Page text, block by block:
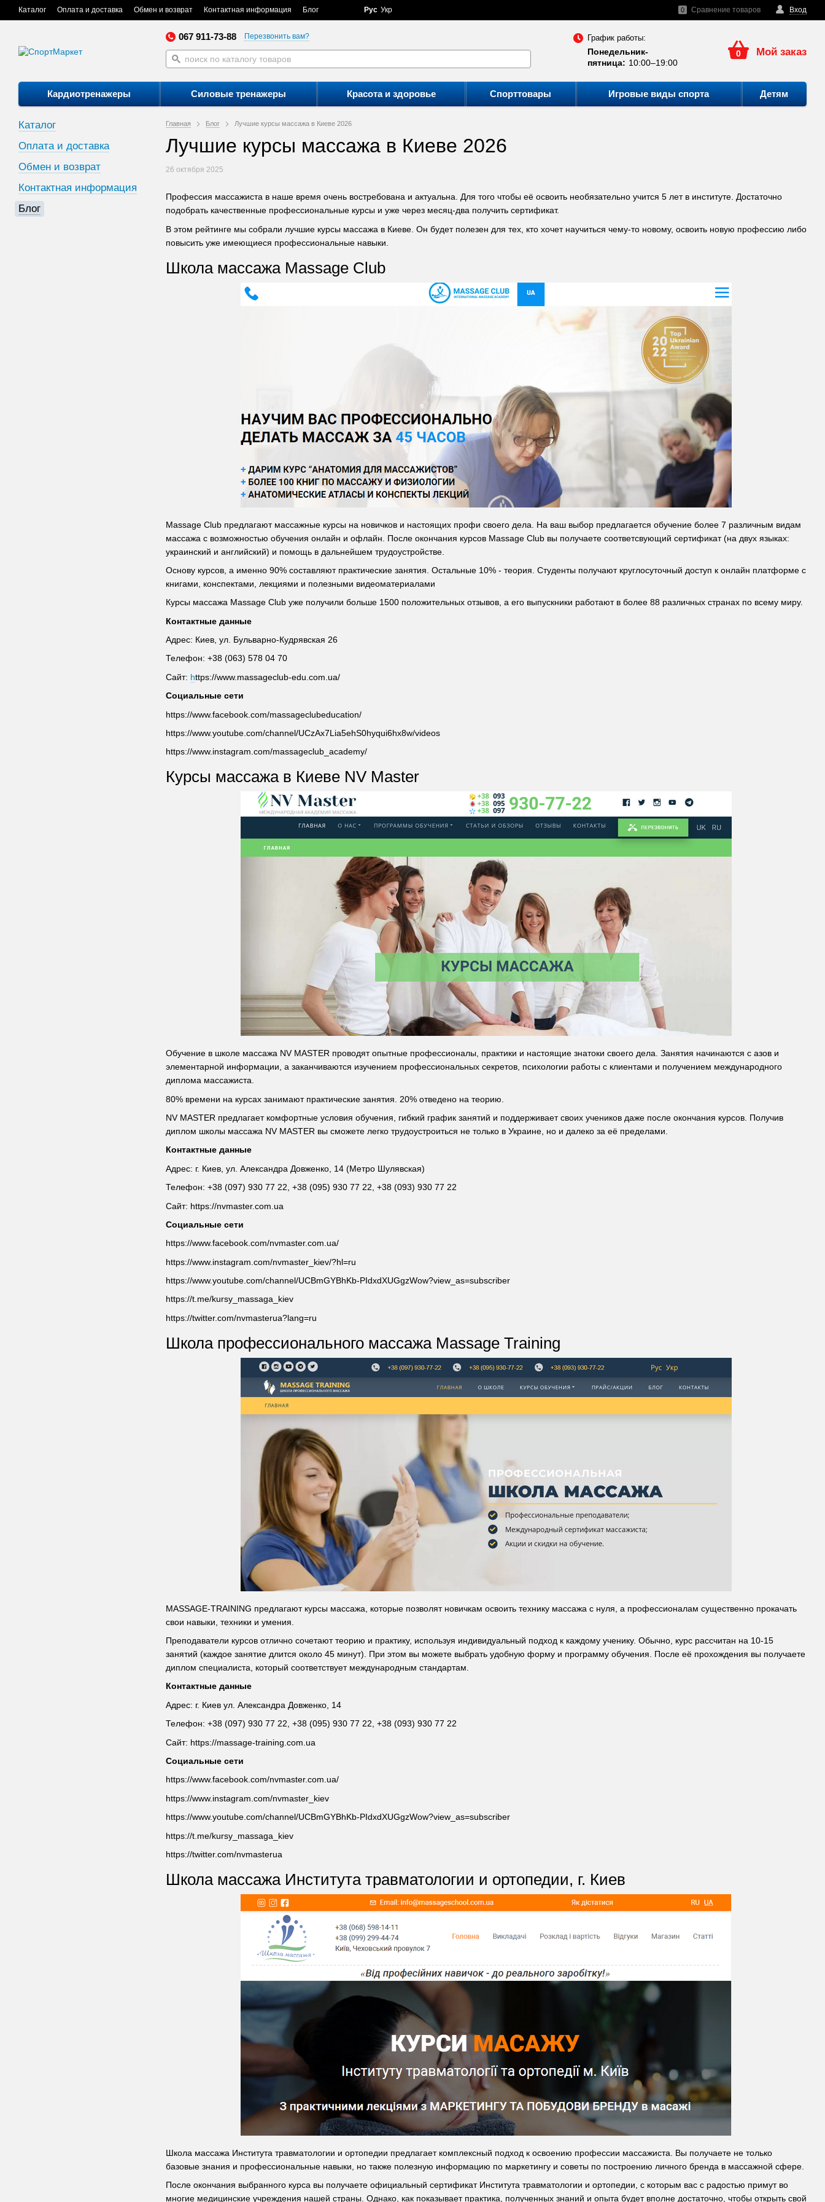
Каталог Оплата и доставка Обмен и возврат Контактная информация Блог Вход
0 Сравнение товаров
Рус Укр
067 911-73-88 Перезвонить вам? График работы:
Понедельник-
пятница: 10:00–19:00
0 Мой заказ
Кардиотренажеры Силовые тренажеры Красота и здоровье Спорттовары Игровые виды спорта Детям
Главная Блог Лучшие курсы массажа в Киеве 2026
Лучшие курсы массажа в Киеве 2026
26 октября 2025
Профессия массажиста в наше время очень востребована и актуальна. Для того чтобы её освоить необязательно учится 5 лет в институте. Достаточно
подобрать качественные профессиональные курсы и уже через месяц-два получить сертификат.
В этом рейтинге мы собрали лучшие курсы массажа в Киеве. Он будет полезен для тех, кто хочет научиться чему-то новому, освоить новую профессию либо
повысить уже имеющиеся профессиональные навыки.
Школа массажа Massage Club
Massage Club предлагают массажные курсы на новичков и настоящих профи своего дела. На ваш выбор предлагается обучение более 7 различным видам
массажа с возможностью обучения онлайн и офлайн. После окончания курсов Massage Club вы получаете соответсвующий сертификат (на двух языках:
украинский и английский) и помощь в дальнейшем трудоустройстве.
Основу курсов, а именно 90% составляют практические занятия. Остальные 10% - теория. Студенты получают круглосуточный доступ к онлайн платформе с
книгами, конспектами, лекциями и полезными видеоматериалами
Курсы массажа Massage Club уже получили больше 1500 положительных отзывов, а его выпускники работают в более 88 различных странах по всему миру.
Контактные данные
Адрес: Киев, ул. Бульварно-Кудрявская 26
Телефон: +38 (063) 578 04 70
Сайт: https://www.massageclub-edu.com.ua/
Социальные сети
https://www.facebook.com/massageclubeducation/
https://www.youtube.com/channel/UCzAx7Lia5ehS0hyqui6hx8w/videos
https://www.instagram.com/massageclub_academy/
Курсы массажа в Киеве NV Master
Обучение в школе массажа NV MASTER проводят опытные профессионалы, практики и настоящие знатоки своего дела. Занятия начинаются с азов и
элементарной информации, а заканчиваются изучением профессиональных секретов, психологии работы с клиентами и получением международного
диплома массажиста.
80% времени на курсах занимают практические занятия. 20% отведено на теорию.
NV MASTER предлагает комфортные условия обучения, гибкий график занятий и поддерживает своих учеников даже после окончания курсов. Получив
диплом школы массажа NV MASTER вы сможете легко трудоустроиться не только в Украине, но и далеко за её пределами.
Контактные данные
Адрес: г. Киев, ул. Александра Довженко, 14 (Метро Шулявская)
Телефон: +38 (097) 930 77 22, +38 (095) 930 77 22, +38 (093) 930 77 22
Сайт: https://nvmaster.com.ua
Социальные сети
https://www.facebook.com/nvmaster.com.ua/
https://www.instagram.com/nvmaster_kiev/?hl=ru
https://www.youtube.com/channel/UCBmGYBhKb-PIdxdXUGgzWow?view_as=subscriber
https://t.me/kursy_massaga_kiev
https://twitter.com/nvmasterua?lang=ru
Школа профессионального массажа Massage Training
MASSAGE-TRAINING предлагают курсы массажа, которые позволят новичкам освоить технику массажа с нуля, а профессионалам существенно прокачать
свои навыки, техники и умения.
Преподаватели курсов отлично сочетают теорию и практику, используя индивидуальный подход к каждому ученику. Обычно, курс рассчитан на 10-15
занятий (каждое занятие длится около 45 минут). При этом вы можете выбрать удобную форму и программу обучения. После её прохождения вы получаете
диплом специалиста, который соответствует международным стандартам.
Контактные данные
Адрес: г. Киев ул. Александра Довженко, 14
Телефон: +38 (097) 930 77 22, +38 (095) 930 77 22, +38 (093) 930 77 22
Сайт: https://massage-training.com.ua
Социальные сети
https://www.facebook.com/nvmaster.com.ua/
https://www.instagram.com/nvmaster_kiev
https://www.youtube.com/channel/UCBmGYBhKb-PIdxdXUGgzWow?view_as=subscriber
https://t.me/kursy_massaga_kiev
https://twitter.com/nvmasterua
Школа массажа Института травматологии и ортопедии, г. Киев
Школа массажа Института травматологии и ортопедии предлагает комплексный подход к освоению профессии массажиста. Вы получаете не только
базовые знания и профессиональные навыки, но также полезную информацию по маркетингу и советы по построению личного бренда в массажной сфере.
После окончания выбранного курса вы получаете официальный сертификат Института травматологии и ортопедии, с которым вас с радостью примут во
многие медицинские учреждения нашей страны. Однако, как показывает практика, полученных знаний и опыта будет вполне достаточно, чтобы открыть свой
Каталог
Оплата и доставка
Обмен и возврат
Контактная информация
Блог